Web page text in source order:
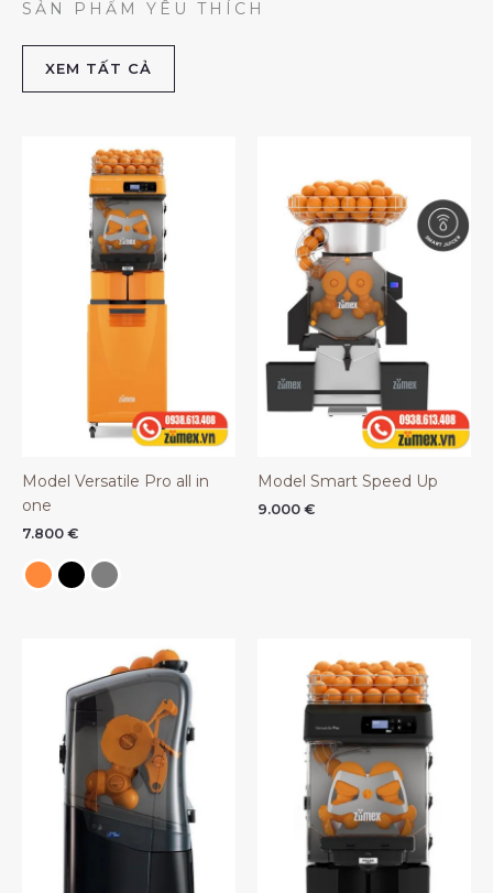
SẢN PHẨM YÊU THÍCH
XEM TẤT CẢ
Model Versatile Pro all in
one
7.800 €
Model Smart Speed Up
9.000 €